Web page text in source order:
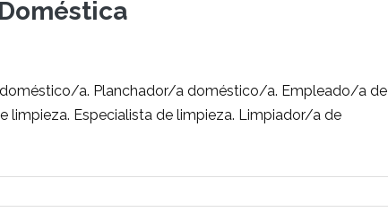
a. Planchador/a doméstico/a. Empleado/a de
limpieza. Especialista de limpieza. Limpiador/a de